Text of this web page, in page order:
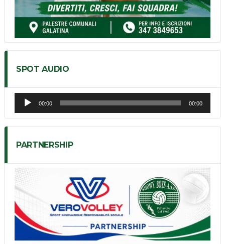
SPOT AUDIO
Audio
Player
00:00 00:00
PARTNERSHIP